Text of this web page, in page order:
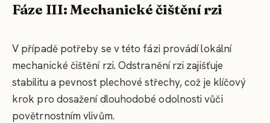
Fáze III: Mechanické čištění rzi
V případě potřeby se v této fázi provádí lokální
mechanické čištění rzi. Odstranění rzi zajišťuje
stabilitu a pevnost plechové střechy, což je klíčový
krok pro dosažení dlouhodobé odolnosti vůči
povětrnostním vlivům.